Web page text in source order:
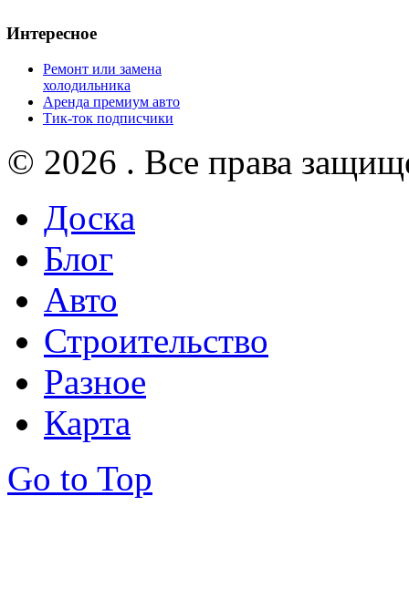
Интересное
Ремонт или замена
холодильника
Аренда премиум авто
Тик-ток подписчики
© 2026 . Все права
Доска
Блог
Авто
Строительство
Разное
Карта
Go to Top